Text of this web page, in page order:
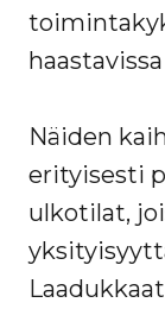
Näiden
erityisesti
ulkotilat,